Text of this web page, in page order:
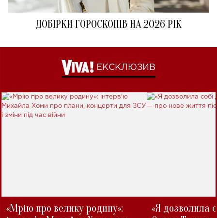
ДОБІРКИ ГОРОСКОПІВ НА 2026 РІК
ЕКСКЛЮЗИВ
«Мрію про велику родину»:
«Я дозволила